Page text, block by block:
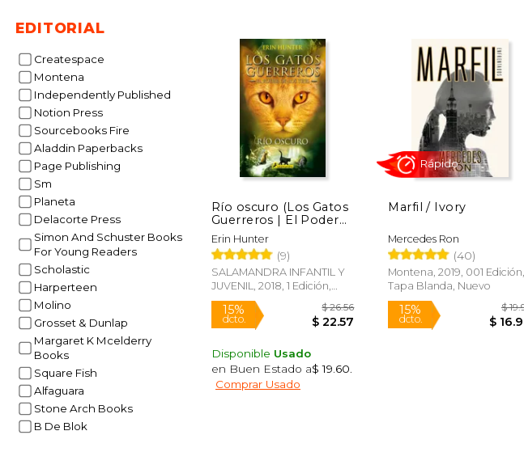
EDITORIAL
Createspace
Montena
Independently Published
Notion Press
Sourcebooks Fire
Aladdin Paperbacks
Page Publishing
Sm
Planeta
Delacorte Press
Simon And Schuster Books
For Young Readers
Scholastic
Harperteen
Molino
Grosset & Dunlap
Margaret K Mcelderry
Books
Square Fish
Alfaguara
Stone Arch Books
B De Blok
15%
dcto.
15%
dcto.
Río oscuro (Los Gatos
Guerreros | El Poder
de los Tres 2)
Erin Hunter
(9)
SALAMANDRA INFANTIL Y
JUVENIL, 2018, 1 Edición,
Tapa Blanda, Nuevo
Disponible Usado
en Buen Estado a$ 19.60
Comprar Usado
Marfil / Ivory
Mercedes Ron
(40)
Montena, 2019, 001 Edición,
Tapa Blanda, Nuevo